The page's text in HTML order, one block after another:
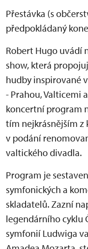
Přestávka (s
předpokládaný
Robert Hugo uvádí
show, která
hudby inspirované
- Prahou, Valticemi
koncertní program
tím nejkrásnějším z
v podání
valtického divadla.
Program je
symfonických a
skladatelů. Zazní
legendárního cyklu
symfonií Ludwiga